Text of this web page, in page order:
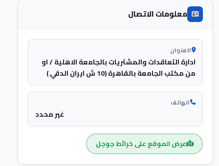
معلومات الاتصال
العنوان
ادارة التعاقدات والمشتريات بالجامعة الاهلية / او
من مكتب الجامعة بالقاهرة (10 ش ايران الدقي )
الهاتف
غير محدد
عرض الموقع على خرائط جوجل